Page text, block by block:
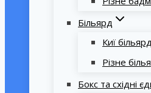
Більярд
Киї
Різне
Бокс та східні